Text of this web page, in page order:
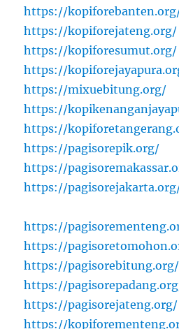
https://
https://kopiforejateng.org/
https://kopiforesumut.org/
https://
https://mixuebitung.org/
https://
https://
https://pagisorepik.org/
https://
https://
https://
https://
https://pagisorebitung.org/
https://
https://pagisorejateng.org/
https://